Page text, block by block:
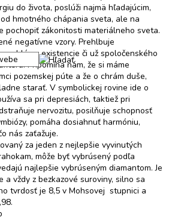
do života, poslúži najmä hľadajúcim,
hmotného chápania sveta, ale na
pochopiť zákonitosti materiálneho sveta.
negatívne vzory. Prehlbuje
existencie či už spoločenského
Pripomína nám, že si máme
pozemskej púte a že o chrám duše,
starať. V symbolickej rovine ide o
sa pri depresiách, taktiež pri
nervozitu, posilňuje schopnosť
pomáha dosiahnuť harmóniu,
nás zaťažuje.
za jeden z nejlepšie vyvinutých
môže byť vybrúsený podľa
najlepšie vybrúseným diamantom. Je
a vždy z bezkazové suroviny, silno sa
tvrdosť je 8,5 v Mohsovej stupnici a